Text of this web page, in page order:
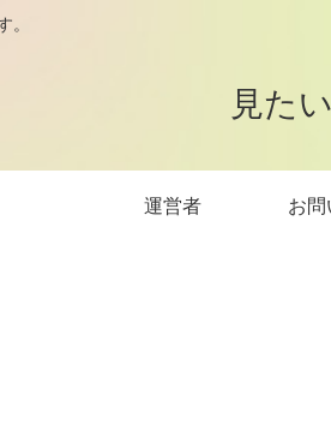
婦のｂlogです。 当サ
見た
運営者 お問